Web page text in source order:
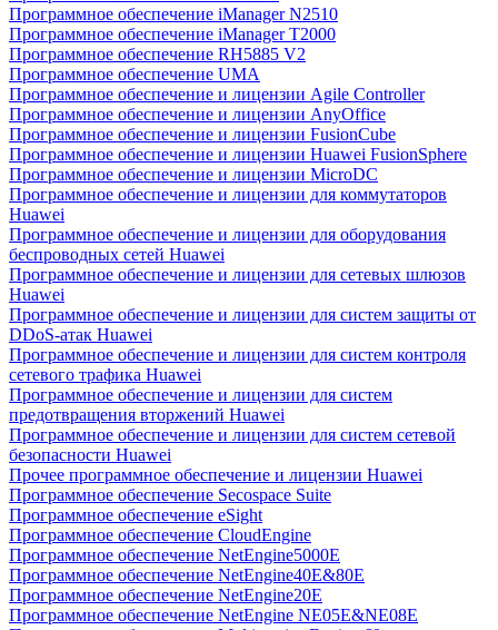
Программное обеспечение iManager N2510
Программное обеспечение iManager T2000
Программное обеспечение RH5885 V2
Программное обеспечение UMA
Программное обеспечение и лицензии Agile Controller
Программное обеспечение и лицензии AnyOffice
Программное обеспечение и лицензии FusionCube
Программное обеспечение и лицензии Huawei FusionSphere
Программное обеспечение и лицензии MicroDC
Программное обеспечение и лицензии для коммутаторов
Huawei
Программное обеспечение и лицензии для оборудования
беспроводных сетей Huawei
Программное обеспечение и лицензии для сетевых шлюзов
Huawei
Программное обеспечение и лицензии для систем защиты от
DDoS-атак Huawei
Программное обеспечение и лицензии для систем контроля
сетевого трафика Huawei
Программное обеспечение и лицензии для систем
предотвращения вторжений Huawei
Программное обеспечение и лицензии для систем сетевой
безопасности Huawei
Прочее программное обеспечение и лицензии Huawei
Программное обеспечение Secospace Suite
Программное обеспечение eSight
Программное обеспечение CloudEngine
Программное обеспечение NetEngine5000E
Программное обеспечение NetEngine40E&80E
Программное обеспечение NetEngine20E
Программное обеспечение NetEngine NE05E&NE08E